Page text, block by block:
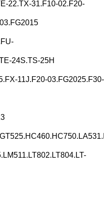
22.TX-31.F10-02.F20-
24S.TS-25H
11J.F20-03.FG2025.F30-